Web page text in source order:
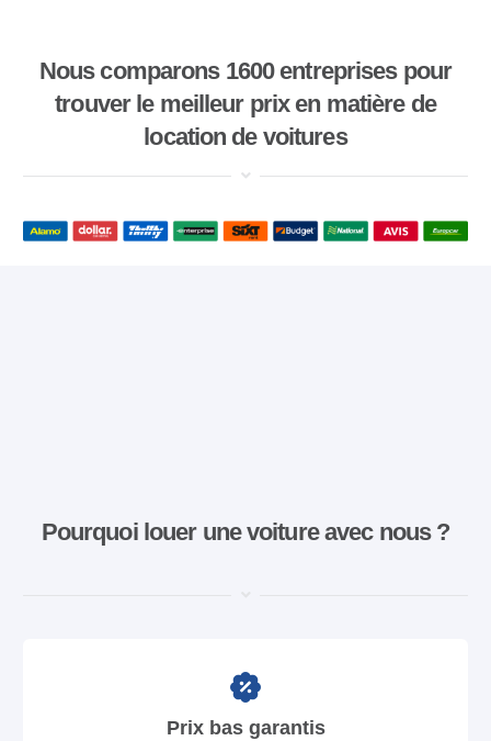
Nous comparons 1600 entreprises pour
trouver le meilleur prix en matière de
location de voitures
Pourquoi louer une voiture avec nous ?
Prix bas garantis